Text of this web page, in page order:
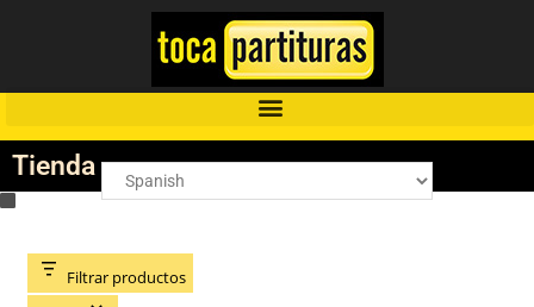
Tienda
Filtrar productos